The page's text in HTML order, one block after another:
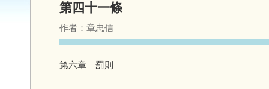
第四十一條
作者： 章忠信
第六章 罰則